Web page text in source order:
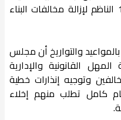
لأحكام القانون رقم 44 لعام 1960 الناظم لإزالة مخالفات البناء
والتواريخ أن مجلس
القانونية والإدارية
وتوجيه إنذارات خطية
كامل تطلب منهم إخلاء